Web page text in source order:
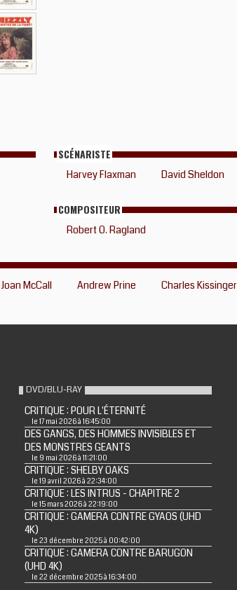
SCÉNARISTE
Harvey Flaxman David Sheldon
COMPOSITEUR
Robert O. Ragland
Joan McCall Andrew Prine Charles Kissinger
DVD/BLU-RAY
CRITIQUE : POUR L'ÉTERNITÉ
le 17 mai 2026 à 16:45:00
DES GANGS, DES HOMMES INVISIBLES ET
DES MONSTRES GEANTS
le 9 mai 2026 à 11:21:00
CRITIQUE : SHELBY OAKS
le 19 avril 2026 à 22:34:00
CRITIQUE : LES INTRUS - CHAPITRE 2
le 15 mars 2026 à 22:19:00
CRITIQUE : GAMERA CONTRE GYAOS (UHD
4K)
le 23 décembre 2025 à 00:42:00
CRITIQUE : GAMERA CONTRE BARUGON
(UHD 4K)
le 22 décembre 2025 à 16:34:00